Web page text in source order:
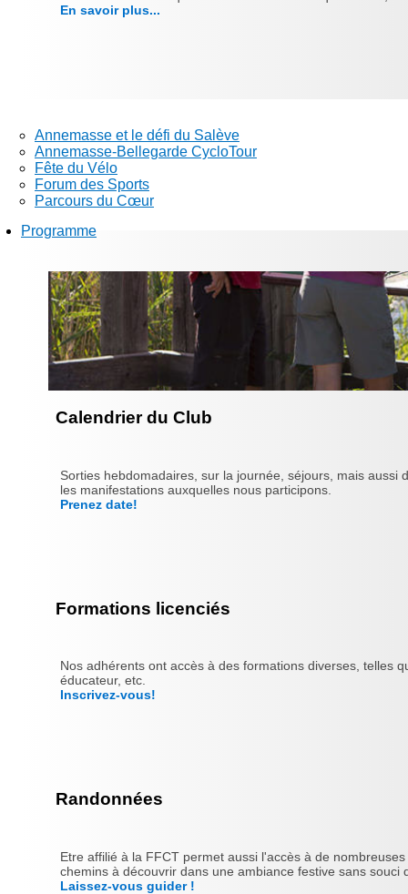
En savoir plus...
Annemasse et le défi du Salève
Annemasse-Bellegarde CycloTour
Fête du Vélo
Forum des Sports
Parcours du Cœur
Programme
Calendrier du Club
Sorties hebdomadaires, sur la journée, séjours, mais
les manifestations auxquelles nous participons.
Prenez date!
Formations licenciés
Nos adhérents ont accès à des formations diverses, telles
éducateur, etc.
Inscrivez-vous!
Randonnées
Etre affilié à la FFCT permet aussi l'accès à de
chemins à découvrir dans une ambiance festive sans souci
Laissez-vous guider !